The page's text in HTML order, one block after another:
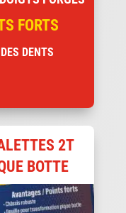
FORTS
DENTS
2T
BOTTE